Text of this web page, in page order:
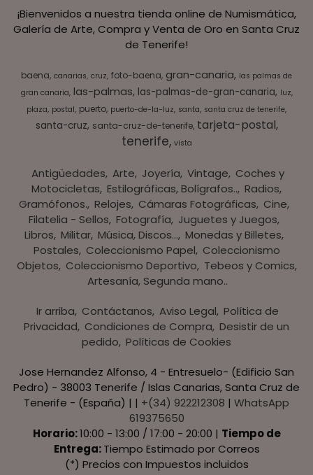
¡Bienvenidos a nuestra tienda online de Numismática,
Galería de Arte, Compra y Venta de Oro en Santa Cruz
de Tenerife!
baena canarias cruz foto-baena gran-canaria las palmas de
gran canaria las-palmas las-palmas-de-gran-canaria luz
plaza postal puerto puerto-de-la-luz santa santa cruz de tenerife
santa-cruz santa-cruz-de-tenerife tarjeta-postal
tenerife vista
Antigüedades Arte Joyería Vintage Coches y
Motocicletas Estilográficas, Bolígrafos.. Radios,
Gramófonos. Relojes Cámaras Fotográficas Cine
Filatelia - Sellos Fotografía Juguetes y Juegos
Libros Militar Música, Discos... Monedas y Billetes
Postales Coleccionismo Papel Coleccionismo
Objetos Coleccionismo Deportivo Tebeos y Comics
Artesanía, Segunda mano..
Ir arriba Contáctanos Aviso Legal Política de
Privacidad Condiciones de Compra Desistir de un
pedido Políticas de Cookies
Jose Hernandez Alfonso, 4 - Entresuelo- (Edificio San
Pedro) - 38003 Tenerife / Islas Canarias, Santa Cruz de
Tenerife - (España) | | +(34) 922212308 | WhatsApp
619375650
Horario:10:00 - 13:00 / 17:00 - 20:00 | Tiempo de
Entrega:Tiempo Estimado por Correos
(*) Precios con Impuestos incluidos